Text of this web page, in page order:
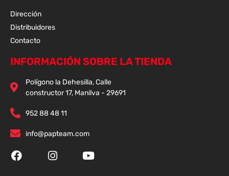
Dirección
Distribuidores
Contacto
INFORMACIÓN SOBRE LA TIENDA
Polígono la Dehesilla, Calle
constructor 17, Manilva - 29691
952 88 48 11
info@papteam.com